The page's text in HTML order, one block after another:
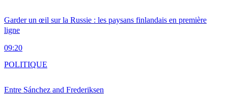
Garder un œil sur la Russie : les paysans finlandais en première
ligne
09:20
Entre Sánchez and Frederiksen
POLITIQUE